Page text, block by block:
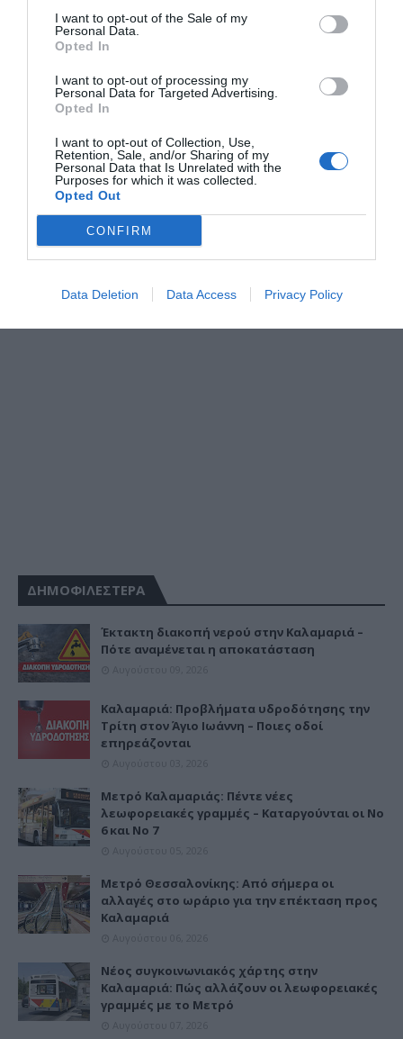
I want to opt-out of the Sale of my
Personal Data.
Opted In
I want to opt-out of processing my
Personal Data for Targeted Advertising.
Opted In
I want to opt-out of Collection, Use,
Retention, Sale, and/or Sharing of my
Personal Data that Is Unrelated with the
Purposes for which it was collected.
Opted Out
CONFIRM
Data Deletion Data Access Privacy Policy
+ 36°+25°
Τετάρτη
+ 37°
Παρασκευή+ 32°+25°
Σάββατο
+31°+23°
Πρόγνωση για 7 μέρες
ΔΗΜΟΦΙΛΕΣΤΕΡΑ
Έκτακτη διακοπή νερού στην Καλαμαριά –
Πότε αναμένεται η αποκατάσταση
Καλαμαριά: Προβλήματα υδροδότησης την
Τρίτη στον Άγιο Ιωάννη – Ποιες οδοί
επηρεάζονται
Μετρό Καλαμαριάς: Πέντε νέες
λεωφορειακές γραμμές – Καταργούνται οι Νο
6 και Νο 7
Μετρό Θεσσαλονίκης: Από σήμερα οι
αλλαγές στο ωράριο για την επέκταση προς
Καλαμαριά
Νέος συγκοινωνιακός χάρτης στην
Καλαμαριά: Πώς αλλάζουν οι λεωφορειακές
γραμμές με το Μετρό